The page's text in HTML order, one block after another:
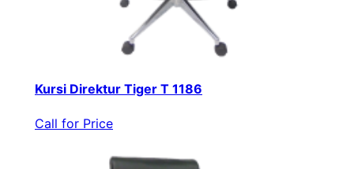
Kursi Direktur Tiger T 1186
Call for Price